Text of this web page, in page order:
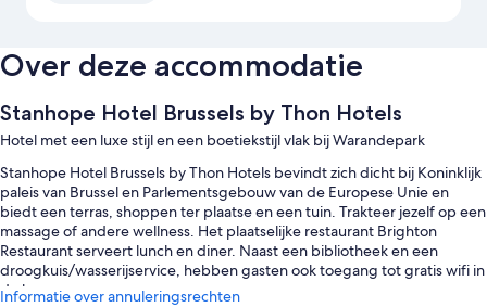
Over deze accommodatie
Stanhope Hotel Brussels by Thon Hotels
Hotel met een luxe stijl en een boetiekstijl vlak bij Warandepark
Stanhope Hotel Brussels by Thon Hotels bevindt zich dicht bij Koninklijk
paleis van Brussel en Parlementsgebouw van de Europese Unie en
biedt een terras, shoppen ter plaatse en een tuin. Trakteer jezelf op een
massage of andere wellness. Het plaatselijke restaurant Brighton
Restaurant serveert lunch en diner. Naast een bibliotheek en een
droogkuis/wasserijservice, hebben gasten ook toegang tot gratis wifi in
de kamer.
Informatie over annuleringsrechten